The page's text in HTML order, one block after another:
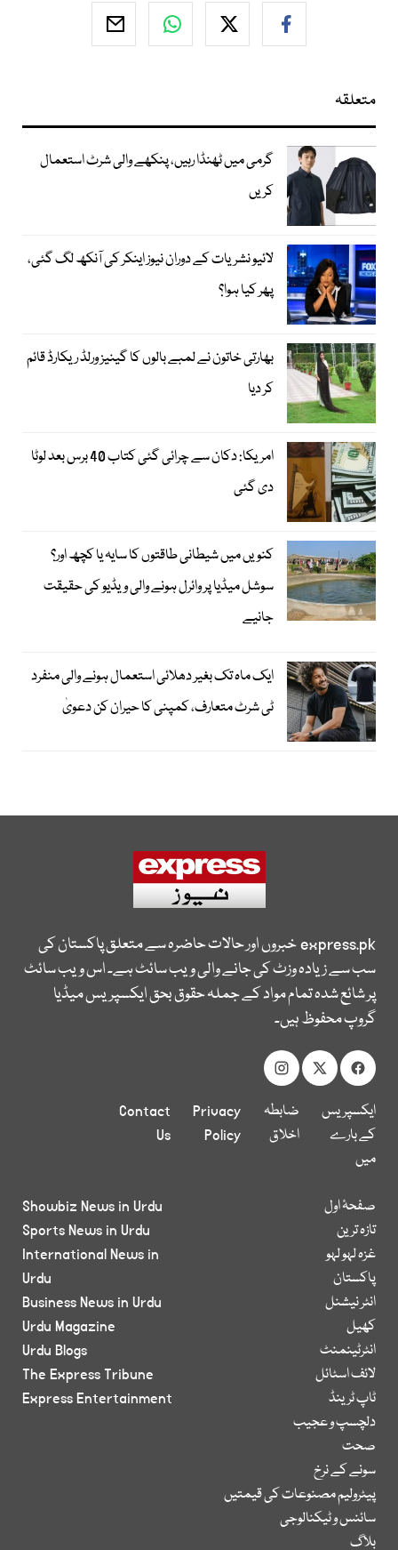
متعلقہ
گرمی میں ٹھنڈا رہیں، پنکھے والی شرٹ استعمال
کریں
لائیو نشریات کے دوران نیوز اینکر کی آنکھ لگ گئی،
پھر کیا ہوا؟
بھارتی خاتون نے لمبے بالوں کا گینیز ورلڈ ریکارڈ قائم
کر دیا
امریکا: دکان سے چرائی گئی کتاب 40 برس بعد لوٹا
دی گئی
کنویں میں شیطانی طاقتوں کا سایہ یا کچھ اور؟
سوشل میڈیا پر وائرل ہونے والی ویڈیو کی حقیقت
جانیے
ایک ماہ تک بغیر دھلائی استعمال ہونے والی منفرد
ٹی شرٹ متعارف، کمپنی کا حیران کن دعویٰ
express.pkخبروں اور حالات حاضرہ سے متعلق پاکستان کی
سب سے زیادہ وزٹ کی جانے والی ویب سائٹ ہے۔ اس ویب سائٹ
پر شائع شدہ تمام مواد کے جملہ حقوق بحق ایکسپریس میڈیا
گروپ محفوظ ہیں۔
ایکسپریس
کے بارے
میں
ضابطہ
اخلاق
Privacy
Policy
Contact
Us
صفحۂ اول
تازہ ترین
غزہ لہو لہو
پاکستان
انٹر نیشنل
کھیل
انٹرٹینمنٹ
لائف اسٹائل
ٹاپ ٹرینڈ
دلچسپ و عجیب
صحت
سونے کے نرخ
پیٹرولیم مصنوعات کی قیمتیں
سائنس و ٹیکنالوجی
بلاگ
Showbiz News in Urdu
Sports News in Urdu
International News in
Urdu
Business News in Urdu
Urdu Magazine
Urdu Blogs
The Express Tribune
Express Entertainment